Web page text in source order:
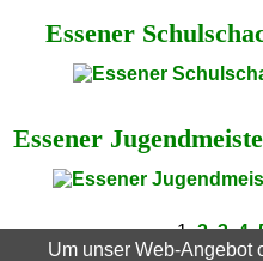
Essener
Essener
1 2 3 4
Um unser Web-Angebot